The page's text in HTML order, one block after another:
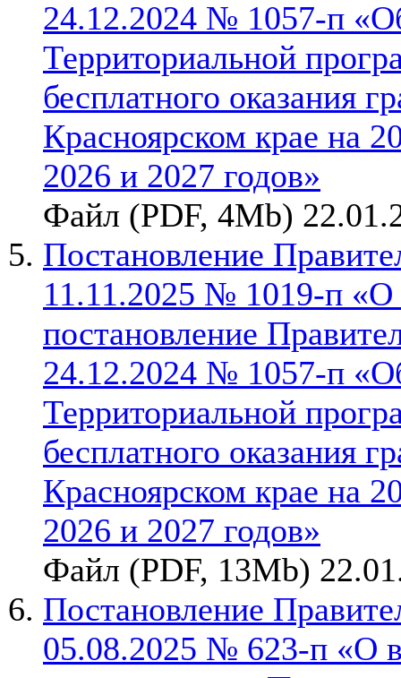
24.12.2024 № 1057-п
Территориальной
бесплатного оказания
Красноярском крае на
2026 и 2027 годов»
Файл (PDF, 4Mb)
Постановление
11.11.2025 № 1019-п «О
постановление
24.12.2024 № 1057-п
Территориальной
бесплатного оказания
Красноярском крае на
2026 и 2027 годов»
Файл (PDF, 13Mb)
Постановление
05.08.2025 № 623-п «О